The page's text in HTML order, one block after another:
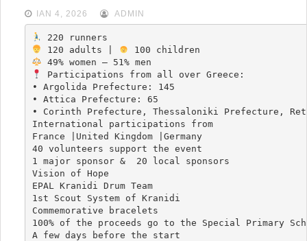
ΙΑΝ 4, 2026 ADMIN
120 adults |
Participations from all over Greece:
• Argolida Prefecture: 145
• Attica Prefecture: 65
• Corinth Prefecture, Thessaloniki Prefecture,
International participations from
France |United Kingdom |Germany
40 volunteers support the event
1 major sponsor &  20 local sponsors
Vision of Hope
EPAL Kranidi Drum Team
1st Scout System of Kranidi
Commemorative bracelets
100% of the proceeds go to the Special Primary
A few days before the start